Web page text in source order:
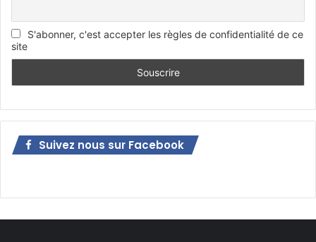
S'abonner, c'est accepter les règles de confidentialité de ce
site
Suivez nous sur Facebook